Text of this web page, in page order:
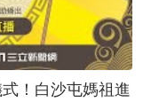
！白沙屯媽祖進